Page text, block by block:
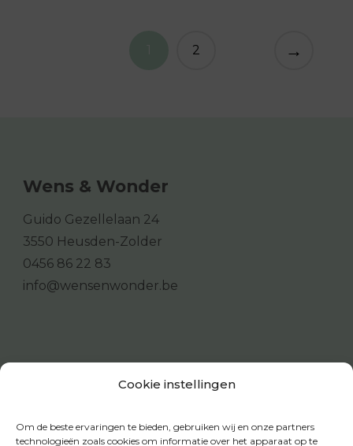
Cookie instellingen
Om de beste ervaringen te bieden, gebruiken wij en onze partners
technologieën zoals cookies om informatie over het apparaat op te
2 →
Wens & Wonder
Guido Gezellelaan 24
3550 Heusden-Zolder
0456 86 22 83
info@wensenwonder.be